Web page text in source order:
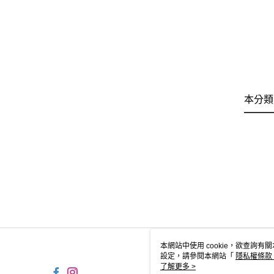
本分
本網站中使用 cookie，欲查詢有
設定，請參閱本網站「 隱私權條款
使用 cookie。
了解更多 >